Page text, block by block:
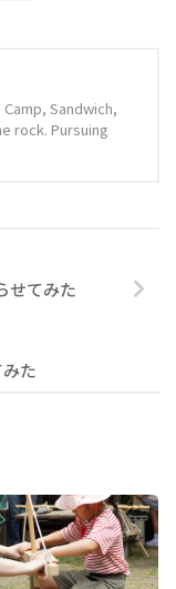
Sandwich,
rock. Pursuing
せてみた
た